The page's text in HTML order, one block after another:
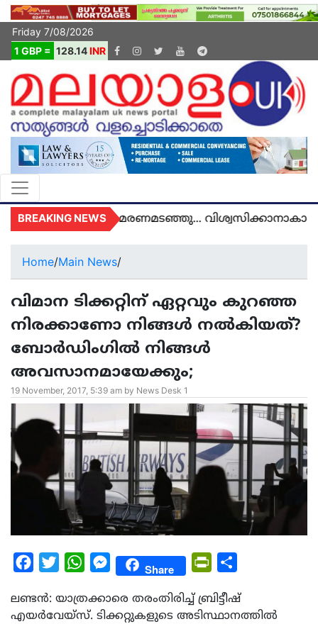
Friday 7/08/2026
1 GBP = 128.14INR
BREAKING NEWSമരണമടഞ്ഞു... വിശ്വസിക്കാനാകാതെ
Home/Main News/
വിമാന ടിക്കറ്റിന് ഏറ്റവും കുറഞ്ഞ
നിരക്കാണോ നിങ്ങള്‍ നല്‍കിയത്?
ബോര്‍ഡിംഗില്‍ നിങ്ങള്‍
അവസാനമായേക്കും;
19 November, 2017, 5:39 am by News Desk 1
Facebook
Twitter WhatsAppMessengerShare PrintFriendly
ലണ്ടന്‍: യാത്രക്കാരെ തരംതിരിച്ച് ബ്രിട്ടീഷ്
എയര്‍വേയ്‌സ്. ടിക്കറ്റുകളുടെ അടിസ്ഥാനത്തില്‍